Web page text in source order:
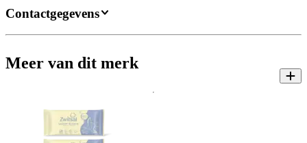
Contactgegevens
Meer van dit merk